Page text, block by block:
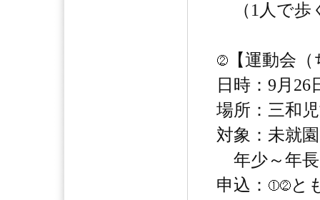
（1人で歩
【運動会
日時：9月26
場所：三和
対象：未就
年少～年長
申込：
と